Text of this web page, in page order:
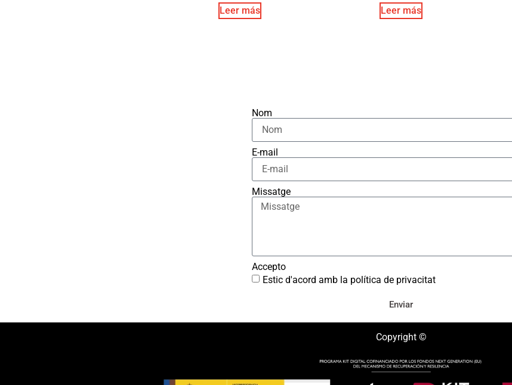
Leer más Leer más
Nom
E-mail
Missatge
Accepto
Estic d'acord amb la política de privacitat
Enviar
Copyright ©